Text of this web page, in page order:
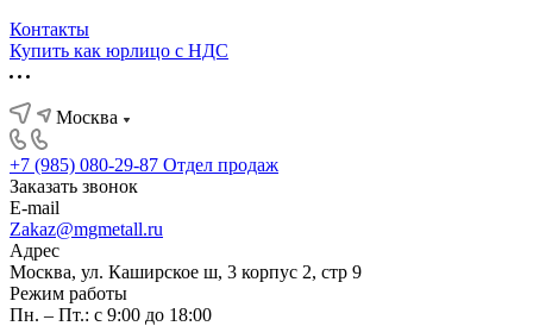
Контакты
Купить как юрлицо с НДС
Москва
+7 (985) 080-29-87 Отдел продаж
Заказать звонок
E-mail
Zakaz@mgmetall.ru
Адрес
Москва, ул. Каширское ш, 3 корпус 2, стр 9
Режим работы
Пн. – Пт.: с 9:00 до 18:00